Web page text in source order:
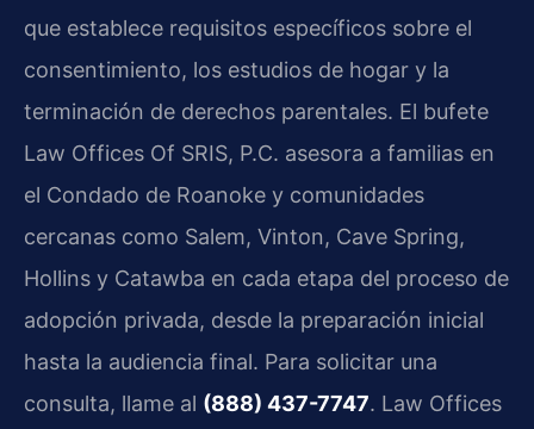
que establece requisitos específicos sobre el
consentimiento, los estudios de hogar y la
terminación de derechos parentales. El bufete
Law Offices Of SRIS, P.C. asesora a familias en
el Condado de Roanoke y comunidades
cercanas como Salem, Vinton, Cave Spring,
Hollins y Catawba en cada etapa del proceso de
adopción privada, desde la preparación inicial
hasta la audiencia final. Para solicitar una
consulta, llame al (888) 437-7747. Law Offices